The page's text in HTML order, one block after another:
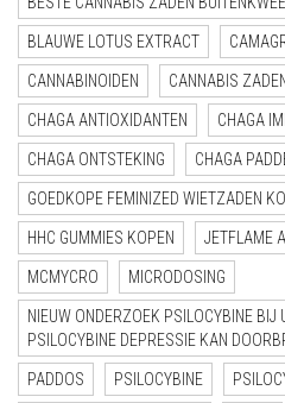
BLAUWE LOTUS EXTRACT
CANNABINOIDEN CANNABIS
CHAGA ANTIOXIDANTEN CHAGA
CHAGA ONTSTEKING CHAGA
GOEDKOPE FEMINIZED WIETZADEN
HHC GUMMIES KOPEN JETFLAME
MCMYCRO MICRODOSING
NIEUW ONDERZOEK PSILOCYBINE BIJ
PSILOCYBINE DEPRESSIE KAN
PADDOS PSILOCYBINE